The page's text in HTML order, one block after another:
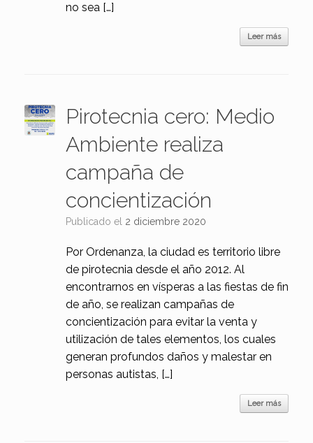
no sea […]
Leer más
Pirotecnia cero: Medio
Ambiente realiza
campaña de
concientización
Publicado el 2 diciembre 2020
Por Ordenanza, la ciudad es territorio libre
de pirotecnia desde el año 2012. Al
encontrarnos en vísperas a las fiestas de fin
de año, se realizan campañas de
concientización para evitar la venta y
utilización de tales elementos, los cuales
generan profundos daños y malestar en
personas autistas, […]
Leer más